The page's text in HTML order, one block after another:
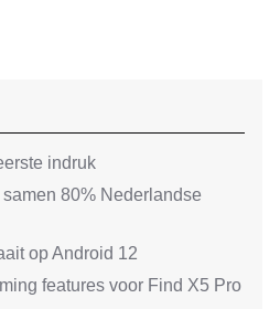
indruk
80% Nederlandse
op Android 12
features voor Find X5 Pro